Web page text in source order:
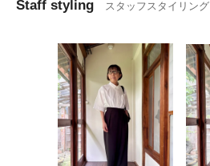
Staff styling スタッフスタイリング